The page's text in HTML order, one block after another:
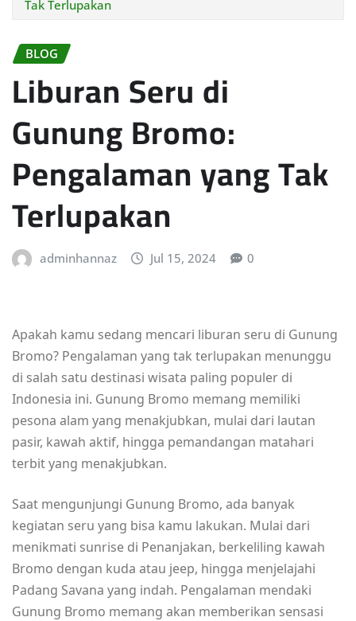
Tak Terlupakan
BLOG
Liburan Seru di
Gunung Bromo:
Pengalaman yang Tak
Terlupakan
adminhannaz Jul 15, 2024 0
Apakah kamu sedang mencari liburan seru di Gunung
Bromo? Pengalaman yang tak terlupakan menunggu
di salah satu destinasi wisata paling populer di
Indonesia ini. Gunung Bromo memang memiliki
pesona alam yang menakjubkan, mulai dari lautan
pasir, kawah aktif, hingga pemandangan matahari
terbit yang menakjubkan.
Saat mengunjungi Gunung Bromo, ada banyak
kegiatan seru yang bisa kamu lakukan. Mulai dari
menikmati sunrise di Penanjakan, berkeliling kawah
Bromo dengan kuda atau jeep, hingga menjelajahi
Padang Savana yang indah. Pengalaman mendaki
Gunung Bromo memang akan memberikan sensasi